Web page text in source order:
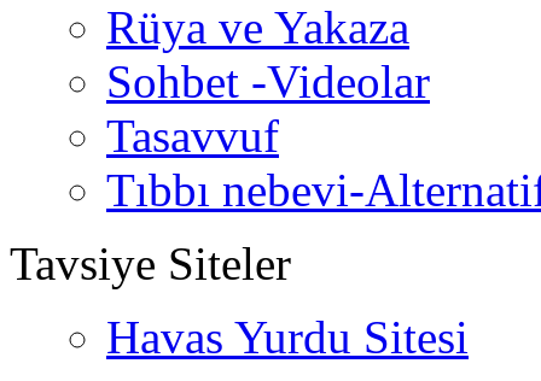
Rüya ve Yakaza
Sohbet -Videolar
Tasavvuf
Tıbbı nebevi-
Tavsiye Siteler
Havas Yurdu Sitesi